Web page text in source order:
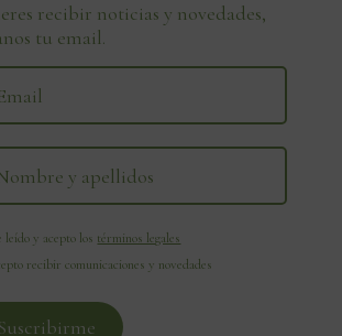
recibir noticias y novedades,
tu email.
leído y acepto los términos legales
recibir comunicaciones y novedades